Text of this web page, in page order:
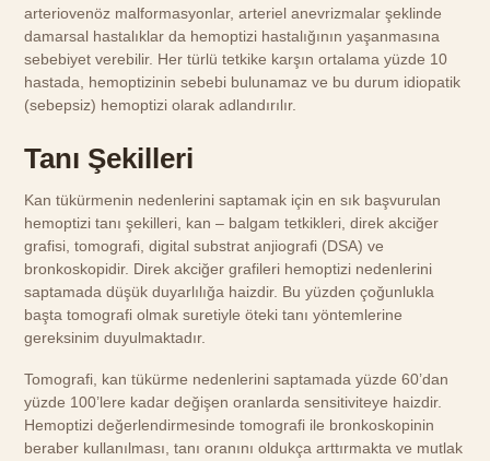
arteriovenöz malformasyonlar, arteriel anevrizmalar şeklinde
damarsal hastalıklar da hemoptizi hastalığının yaşanmasına
sebebiyet verebilir. Her türlü tetkike karşın ortalama yüzde 10
hastada, hemoptizinin sebebi bulunamaz ve bu durum idiopatik
(sebepsiz) hemoptizi olarak adlandırılır.
Tanı Şekilleri
Kan tükürmenin nedenlerini saptamak için en sık başvurulan
hemoptizi tanı şekilleri, kan – balgam tetkikleri, direk akciğer
grafisi, tomografi, digital substrat anjiografi (DSA) ve
bronkoskopidir. Direk akciğer grafileri hemoptizi nedenlerini
saptamada düşük duyarlılığa haizdir. Bu yüzden çoğunlukla
başta tomografi olmak suretiyle öteki tanı yöntemlerine
gereksinim duyulmaktadır.
Tomografi, kan tükürme nedenlerini saptamada yüzde 60’dan
yüzde 100’lere kadar değişen oranlarda sensitiviteye haizdir.
Hemoptizi değerlendirmesinde tomografi ile bronkoskopinin
beraber kullanılması, tanı oranını oldukça arttırmakta ve mutlak